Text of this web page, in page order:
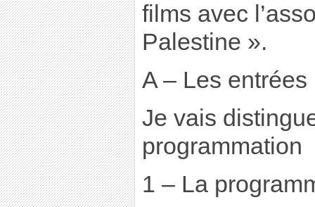
films avec
Palestine ».
A – Les entrées
Je vais
programmation
1 – La